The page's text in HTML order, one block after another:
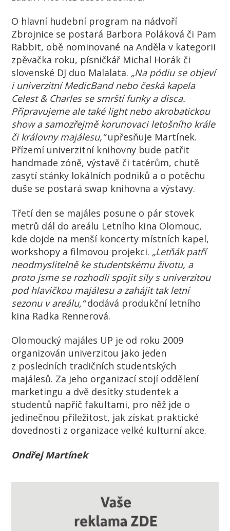
O hlavní hudební program na nádvoří
Zbrojnice se postará Barbora Poláková či Pam
Rabbit, obě nominované na Anděla v kategorii
zpěvačka roku, písničkář Michal Horák či
slovenské DJ duo Malalata. „Na pódiu se objeví
i univerzitní MedicBand nebo česká kapela
Celest & Charles se smrští funky a disca.
Připravujeme ale také light nebo akrobatickou
show a samozřejmě korunovaci letošního krále
či královny majálesu,“upřesňuje Martínek.
Přízemí univerzitní knihovny bude patřit
handmade zóně, výstavě či tatérům, chutě
zasytí stánky lokálních podniků a o potěchu
duše se postará swap knihovna a výstavy.
Třetí den se majáles posune o pár stovek
metrů dál do areálu Letního kina Olomouc,
kde dojde na menší koncerty místních kapel,
workshopy a filmovou projekci. „Letňák patří
neodmyslitelně ke studentskému životu, a
proto jsme se rozhodli spojit síly s univerzitou
pod hlavičkou majálesu a zahájit tak letní
sezonu v areálu,“dodává produkční letního
kina Radka Rennerová.
Olomoucký majáles UP je od roku 2009
organizován univerzitou jako jeden
z posledních tradičních studentských
majálesů. Za jeho organizací stojí oddělení
marketingu a dvě desítky studentek a
studentů napříč fakultami, pro něž jde o
jedinečnou příležitost, jak získat praktické
dovednosti z organizace velké kulturní akce.
Ondřej Martínek